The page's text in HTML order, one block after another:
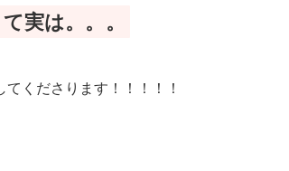
実は。。。
くださります！！！！！